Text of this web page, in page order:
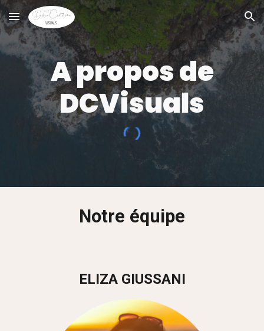
Skip to main content Skip to navigation
A propos de
DCVisuals
Notre équipe
ELIZA GIUSSANI